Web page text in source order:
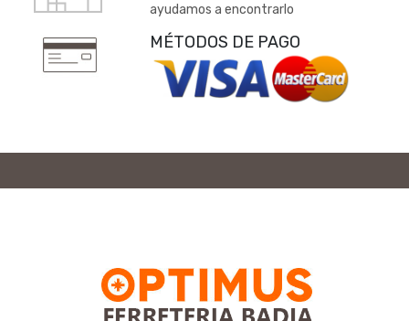
ayudamos a encontrarlo
MÉTODOS DE PAGO